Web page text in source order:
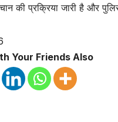
की प्रक्रिया जारी है और
Your Friends Also